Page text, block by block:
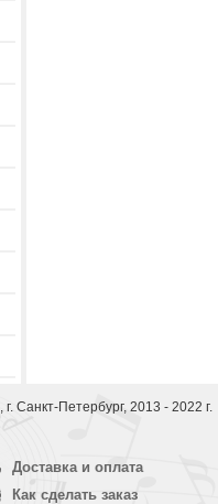
, г. Санкт-Петербург, 2013 - 2022 г.
Доставка и оплата
Как сделать заказ